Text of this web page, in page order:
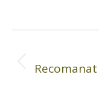
Post